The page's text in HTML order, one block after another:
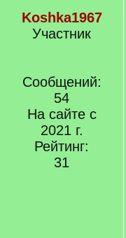
Koshka1967
Участник
Сообщений:
54
На сайте с
2021 г.
Рейтинг:
31